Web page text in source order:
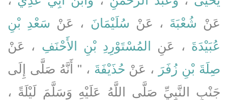
عَنْ شُعْبَةَ ، عَنْ سُلَيْمَانَ ، عَنْ سَعْدِ بْنِ
عُبَيْدَةَ ، عَنِ المُسْتَوْرِدِ بْنِ الأَحْنَفِ ، عَنْ
صِلَةَ بْنِ زُفَرَ ، عَنْ حُذَيْفَةَ ، " أَنَّهُ صَلَّى إِلَى
جَنْبِ النَّبِيِّ صَلَّى اللَّهُ عَلَيْهِ وَسَلَّمَ لَيْلَةً ،